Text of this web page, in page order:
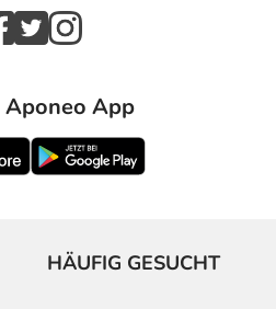
Aponeo App
HÄUFIG GESUCHT